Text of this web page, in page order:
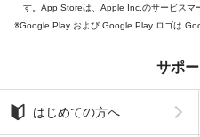
す。App Storeは、Apple Inc.のサービスマ
Google Play および Google Play ロゴは
サポ
はじめての方へ